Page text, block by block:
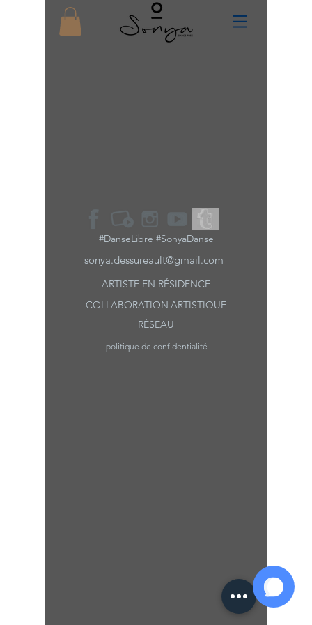
#DanseLibre #SonyaDanse
sonya.dessureault@gmail.com
ARTISTE EN RÉSIDENCE
COLLABORATION ARTISTIQUE
RÉSEAU
politique de confidentialité